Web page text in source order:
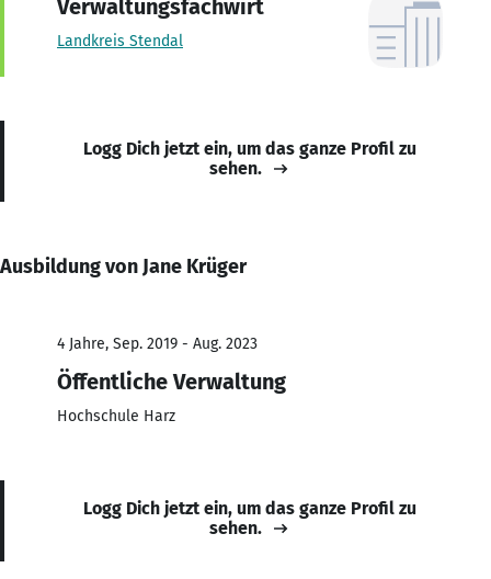
Verwaltungsfachwirt
Landkreis Stendal
Logg Dich jetzt ein, um das ganze Profil zu
sehen.
Ausbildung von Jane Krüger
4 Jahre, Sep. 2019 - Aug. 2023
Öffentliche Verwaltung
Hochschule Harz
Logg Dich jetzt ein, um das ganze Profil zu
sehen.